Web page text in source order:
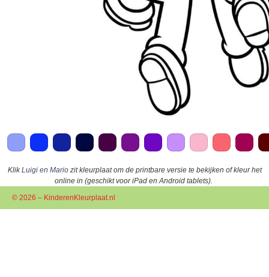
KlikLuigi en Mariozit kleurplaat om de printbare versie te bekijken of kleur het
online in (geschikt voor iPad en Android tablets).
© 2026 – KinderenKleurplaat.nl